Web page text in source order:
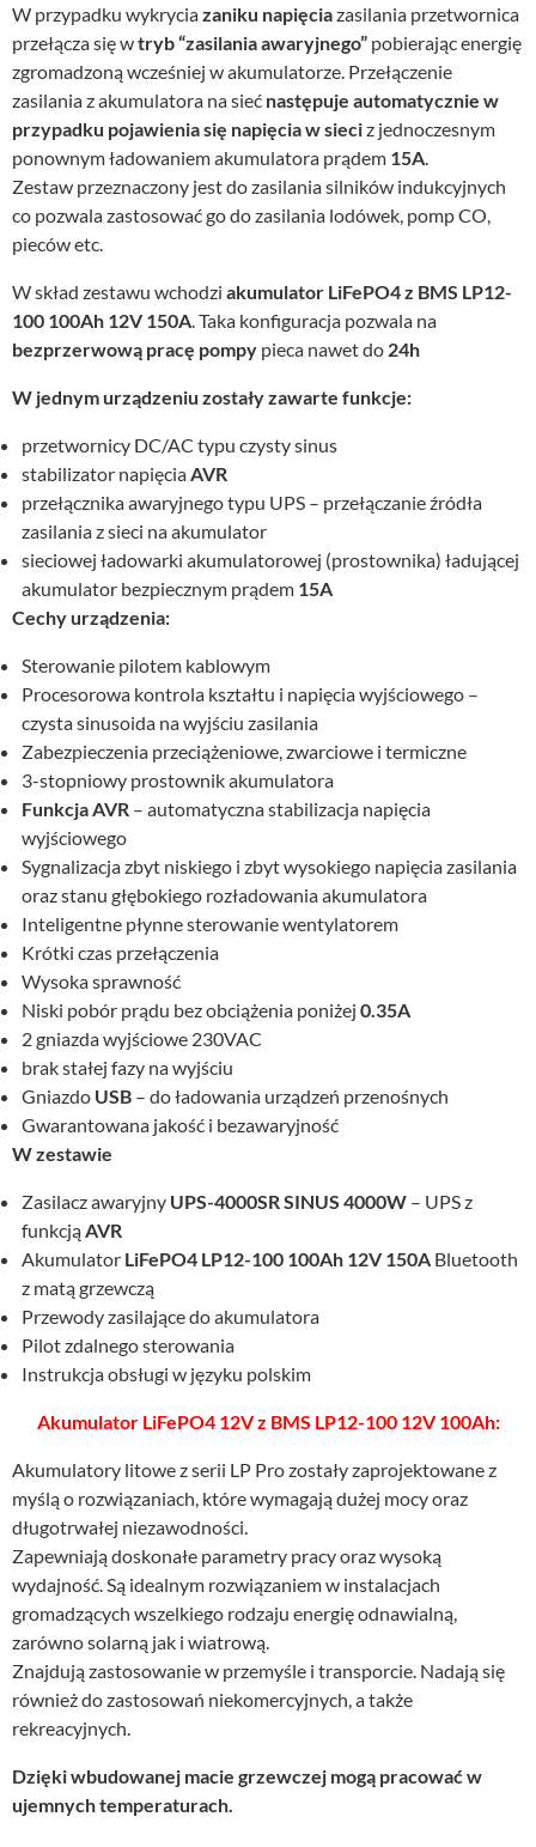
W przypadku wykryciazaniku napięciazasilania przetwornica
przełącza się wtryb “zasilania awaryjnego” pobierając energię
zgromadzoną wcześniej w akumulatorze. Przełączenie
zasilania z akumulatora na sieć następuje automatycznie w
przypadku pojawienia się napięcia w sieciz jednoczesnym
ponownym ładowaniem akumulatora prądem 15A
Zestaw przeznaczony jest do zasilania silników indukcyjnych
co pozwala zastosować go do zasilania lodówek, pomp CO,
pieców etc.
W skład zestawu wchodzi akumulator LiFePO4 z BMS LP12-
100 100Ah 12V 150A . Taka konfiguracja pozwala na
bezprzerwową pracę pompy pieca nawet do 24h
W jednym urządzeniu zostały zawarte funkcje:
przetwornicy DC/AC typu czysty sinus
stabilizator napięcia AVR
przełącznika awaryjnego typu UPS – przełączanie źródła
zasilania z sieci na akumulator
sieciowej ładowarki akumulatorowej (prostownika) ładującej
akumulator bezpiecznym prądem 15A
Cechy urządzenia:
Sterowanie pilotem kablowym
Procesorowa kontrola kształtu i napięcia wyjściowego –
czysta sinusoida na wyjściu zasilania
Zabezpieczenia przeciążeniowe, zwarciowe i termiczne
3-stopniowy prostownik akumulatora
Funkcja AVR – automatyczna stabilizacja napięcia
wyjściowego
Sygnalizacja zbyt niskiego i zbyt wysokiego napięcia zasilania
oraz stanu głębokiego rozładowania akumulatora
Inteligentne płynne sterowanie wentylatorem
Krótki czas przełączenia
Wysoka sprawność
Niski pobór prądu bez obciążenia poniżej 0.35A
2 gniazda wyjściowe 230VAC
brak stałej fazy na wyjściu
Gniazdo USB – do ładowania urządzeń przenośnych
Gwarantowana jakość i bezawaryjność
W zestawie
Zasilacz awaryjny UPS-4000SR SINUS 4000W – UPS z
funkcją AVR
Akumulator LiFePO4 LP12-100 100Ah 12V 150A Bluetooth
z matą grzewczą
Przewody zasilające do akumulatora
Pilot zdalnego sterowania
Instrukcja obsługi w języku polskim
Akumulator LiFePO4 12V z BMS LP12-100 12V 100Ah:
Akumulatory litowe z serii LP Pro zostały zaprojektowane z
myślą o rozwiązaniach, które wymagają dużej mocy oraz
długotrwałej niezawodności.
Zapewniają doskonałe parametry pracy oraz wysoką
wydajność. Są idealnym rozwiązaniem w instalacjach
gromadzących wszelkiego rodzaju energię odnawialną,
zarówno solarną jak i wiatrową.
Znajdują zastosowanie w przemyśle i transporcie. Nadają się
również do zastosowań niekomercyjnych, a także
rekreacyjnych.
Dzięki wbudowanej macie grzewczej mogą pracować w
ujemnych temperaturach.